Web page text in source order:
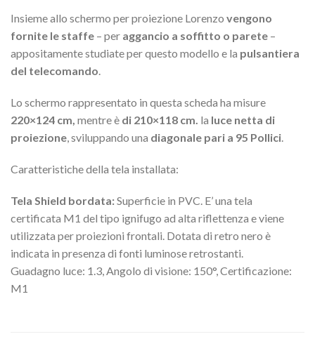
Insieme allo schermo per proiezione Lorenzo vengono
fornite le staffe – per aggancio a soffitto o parete –
appositamente studiate per questo modello e la pulsantiera
del telecomando.
Lo schermo rappresentato in questa scheda ha misure
220×124 cm, mentre è di 210×118 cm. la luce netta di
proiezione, sviluppando una diagonale pari a 95 Pollici.
Caratteristiche della tela installata:
Tela Shield bordata:Superficie in PVC. E’ una tela
certificata M1 del tipo ignifugo ad alta riflettenza e viene
utilizzata per proiezioni frontali. Dotata di retro nero è
indicata in presenza di fonti luminose retrostanti.
Guadagno luce: 1.3, Angolo di visione: 150°, Certificazione:
M1